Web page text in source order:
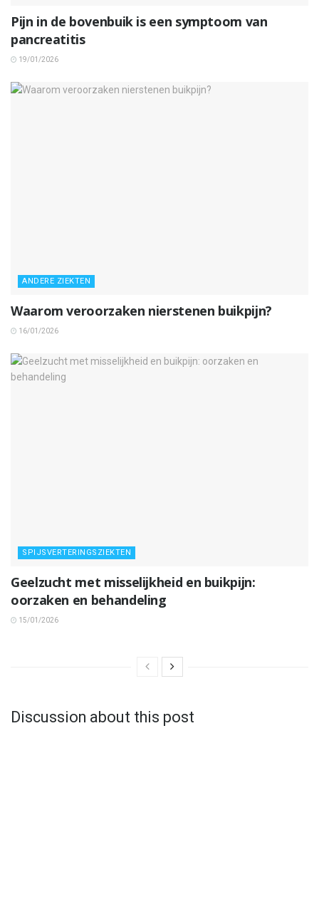
Pijn in de bovenbuik is een symptoom van
pancreatitis
19/01/2026
ANDERE ZIEKTEN
Waarom veroorzaken nierstenen buikpijn?
16/01/2026
SPIJSVERTERINGSZIEKTEN
Geelzucht met misselijkheid en buikpijn:
oorzaken en behandeling
15/01/2026
Discussion about this post